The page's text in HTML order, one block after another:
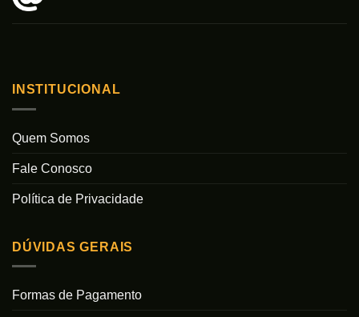
INSTITUCIONAL
Quem Somos
Fale Conosco
Política de Privacidade
DÚVIDAS GERAIS
Formas de Pagamento